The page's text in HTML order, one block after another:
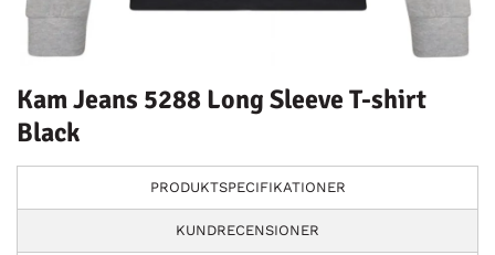
Kam Jeans 5288 Long Sleeve T-shirt
Black
PRODUKTSPECIFIKATIONER
KUNDRECENSIONER